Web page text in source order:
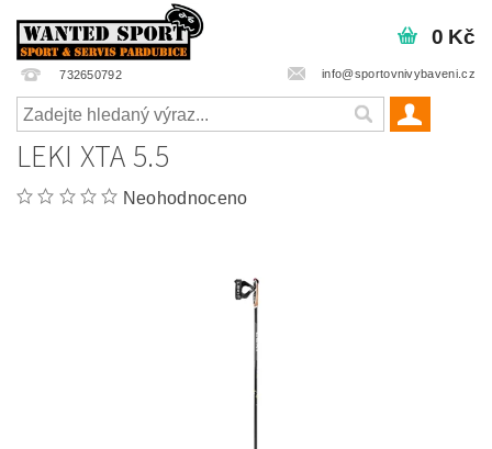
732650792 info@sportovnivybaveni.cz
0 Kč
LEKI XTA 5.5
Neohodnoceno